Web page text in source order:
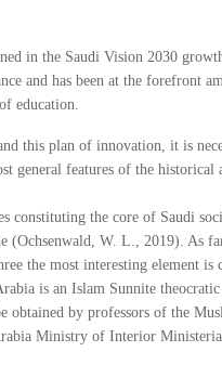
in the Saudi Vision 2030
and has been at the forefront
education.
this plan of innovation, it is
general features of the historical
constituting the core of Saudi
(Ochsenwald, W. L., 2019). As
the most interesting element is
is an Islam Sunnite theocratic
obtained by professors of the
Ministry of Interior